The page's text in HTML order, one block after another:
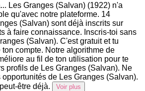
... Les Granges (Salvan) (1922) n'a
qu'avec notre plateforme. 14
(Salvan) sont déjà inscrits sur
à faire connaissance. Inscris-toi sans
(Salvan). C'est gratuit et tu
compte. Notre algorithme de
au fil de ton utilisation pour te
profils de Les Granges (Salvan). Ne
opportunités de Les Granges (Salvan).
être déjà.
Voir plus